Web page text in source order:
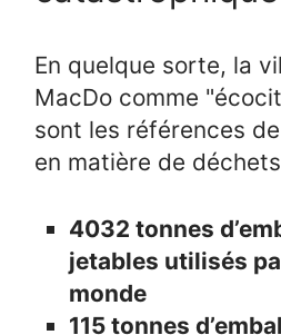
En quelque sorte, la
MacDo comme
sont les références
en matière de
4032 tonnes
jetables utilisés
monde
115 tonnes